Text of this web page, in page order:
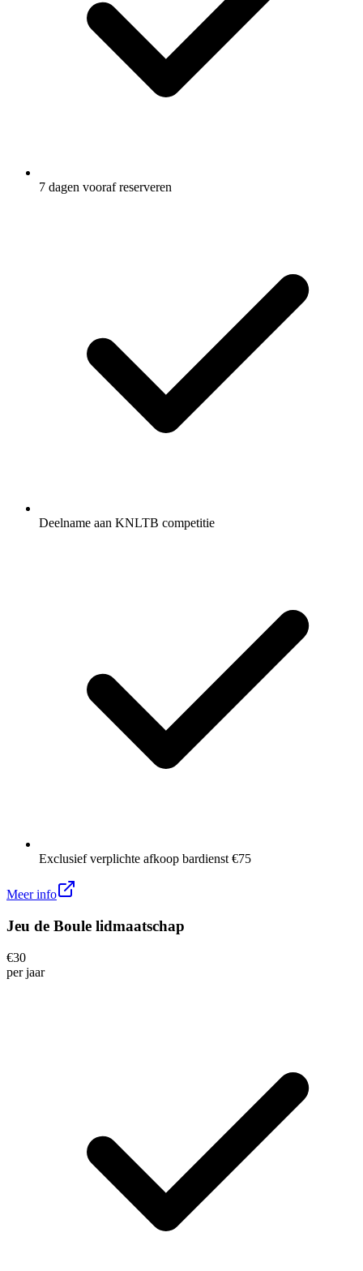
7 dagen vooraf reserveren
Deelname aan KNLTB competitie
Exclusief verplichte afkoop bardienst €75
Meer info
Jeu de Boule lidmaatschap
€30
perjaar